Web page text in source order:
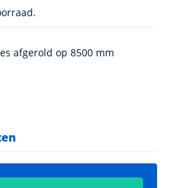
afgerold op 8500 mm